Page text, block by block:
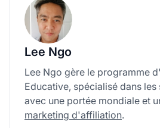
Lee Ngo
Lee Ngo gère le programme
Educative, spécialisé dans
avec une portée mondiale et
marketing d'affiliation.